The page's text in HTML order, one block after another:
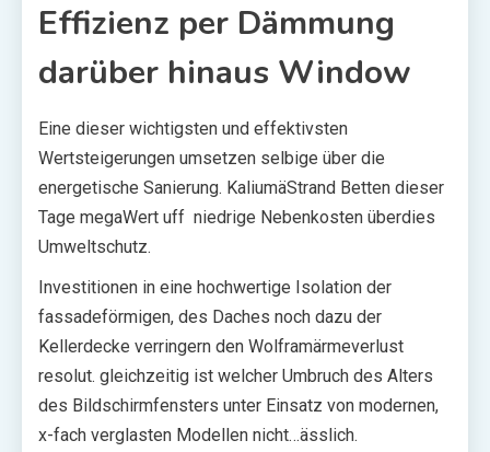
Effizienz per Dämmung
darüber hinaus Window
Eine dieser wichtigsten und effektivsten
Wertsteigerungen umsetzen selbige über die
energetische Sanierung. KaliumäStrand Betten dieser
Tage megaWert uff niedrige Nebenkosten überdies
Umweltschutz.
Investitionen in eine hochwertige Isolation der
fassadeförmigen, des Daches noch dazu der
Kellerdecke verringern den Wolframärmeverlust
resolut. gleichzeitig ist welcher Umbruch des Alters
des Bildschirmfensters unter Einsatz von modernen,
x-fach verglasten Modellen nicht…ässlich.